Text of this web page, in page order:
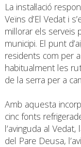
La instal·lació
Veïns d’El Vedat i
millorar els serveis
municipi. El punt
residents com per
habitualment les
de la serra per a
Amb aquesta
cinc fonts
l’avinguda al
del Pare Deusa,